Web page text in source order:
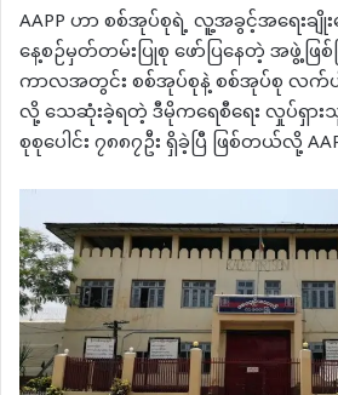
AAPP ဟာ စစ်အုပ်စုရဲ့ လူ့အခွင့်အရေးခ
နေ့စဉ်မှတ်တမ်းပြုစု ဖော်ပြနေတဲ့ အဖွဲ့ဖြ
ကာလအတွင်း စစ်အုပ်စုနဲ့ စစ်အုပ်စု လက်
လို့ သေဆုံးခဲ့ရတဲ့ ဒီမိုကရေစီရေး လှုပ်ရှာ
စုစုပေါင်း ၇၈၈၇ဦး ရှိခဲ့ပြီ ဖြစ်တယ်လို့